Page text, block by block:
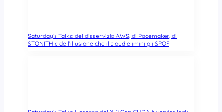
Saturday’s Talks: del disservizio AWS, di Pacemaker, di
STONITH e dell’illusione che il cloud elimini gli SPOF